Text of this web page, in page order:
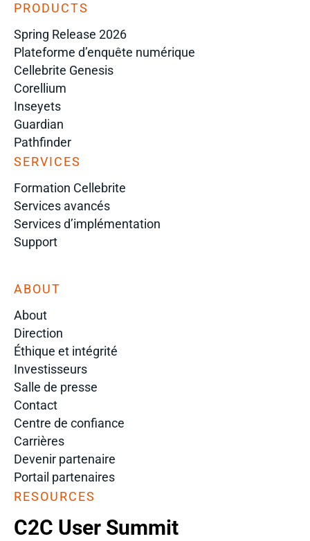
PRODUCTS
Spring Release 2026
Plateforme d’enquête numérique
Cellebrite Genesis
Corellium
Inseyets
Guardian
Pathfinder
SERVICES
Formation Cellebrite
Services avancés
Services d’implémentation
Support
ABOUT
About
Direction
Éthique et intégrité
Investisseurs
Salle de presse
Contact
Centre de confiance
Carrières
Devenir partenaire
Portail partenaires
RESOURCES
C2C User Summit